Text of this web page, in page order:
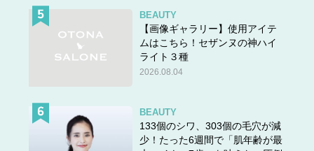
BEAUTY
【画像ギャラリー】使用アイテ
ムはこちら！セザンヌの神ハイ
ライト３種
2026.08.04
BEAUTY
133個のシワ、303個の毛穴が減
少！たった6週間で「肌年齢が最